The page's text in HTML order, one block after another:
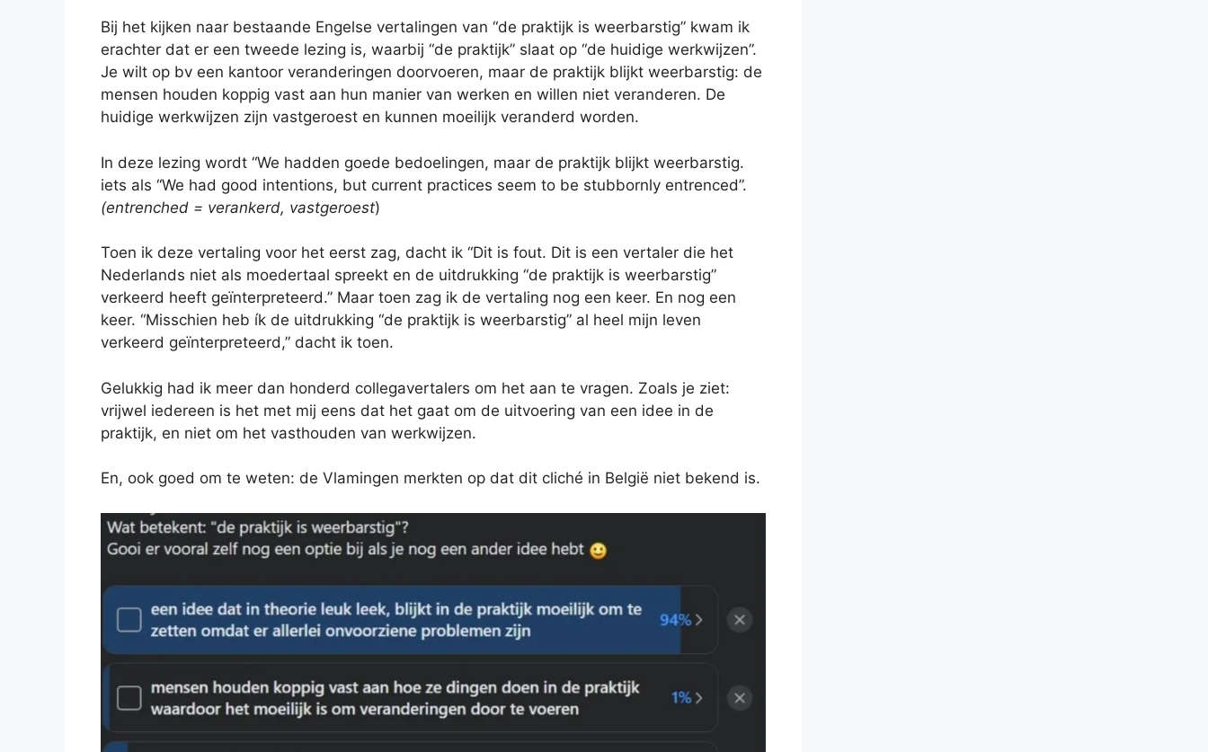
Bij het kijken naar bestaande Engelse vertalingen van “de praktijk is weerbarstig” kwam ik
erachter dat er een tweede lezing is, waarbij “de praktijk” slaat op “de huidige werkwijzen”.
Je wilt op bv een kantoor veranderingen doorvoeren, maar de praktijk blijkt weerbarstig: de
mensen houden koppig vast aan hun manier van werken en willen niet veranderen. De
huidige werkwijzen zijn vastgeroest en kunnen moeilijk veranderd worden.
In deze lezing wordt “We hadden goede bedoelingen, maar de praktijk blijkt weerbarstig.
iets als “We had good intentions, but current practices seem to be stubbornly entrenced”.
(entrenched = verankerd, vastgeroest)
Toen ik deze vertaling voor het eerst zag, dacht ik “Dit is fout. Dit is een vertaler die het
Nederlands niet als moedertaal spreekt en de uitdrukking “de praktijk is weerbarstig”
verkeerd heeft geïnterpreteerd.” Maar toen zag ik de vertaling nog een keer. En nog een
keer. “Misschien heb ík de uitdrukking “de praktijk is weerbarstig” al heel mijn leven
verkeerd geïnterpreteerd,” dacht ik toen.
Gelukkig had ik meer dan honderd collegavertalers om het aan te vragen. Zoals je ziet:
vrijwel iedereen is het met mij eens dat het gaat om de uitvoering van een idee in de
praktijk, en niet om het vasthouden van werkwijzen.
En, ook goed om te weten: de Vlamingen merkten op dat dit cliché in België niet bekend is.